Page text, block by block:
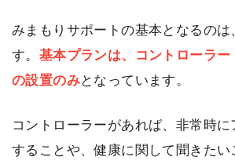
みまもりサポートの基本となるの
す。 基本プランは、コントローラー
の設置のみとなっています。
コントローラーがあれば、非常時に
することや、健康に関して聞きたい